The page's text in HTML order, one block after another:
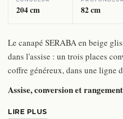
204cm 82cm
Le canapé SERABA en beige
dans l'assise : un trois places
coffre généreux, dans une ligne
Assise, conversion et rangement
LIRE PLUS